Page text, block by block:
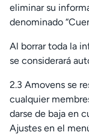
eliminar su
denominado
Al borrar toda la
se considerará
2.3 Amovens se
cualquier
darse de baja en
Ajustes en el